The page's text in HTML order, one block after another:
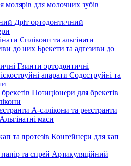
молярів для молочних зубів
Дріт ортодонтичний
Силікони та альгінати
Брекети та адгезиви до
Гвинти ортодонтичні
Содоструйні та
Позиціонери для брекетів
А-силікони та реєстранти
Альгінатні маси
Контейнери для кап
Артикуляційний